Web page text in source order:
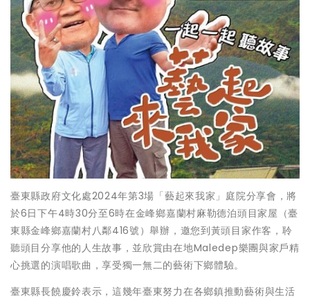
臺東縣政府文化處2024年第3場「藝起來我家」庭院分享會，將
於6日下午4時30分至6時在金峰鄉嘉蘭村麻勒德泊頭目家屋（臺
東縣金峰鄉嘉蘭村八鄰416號）舉辦，邀您到黃頭目家作客，聆
聽頭目分享他的人生故事，並欣賞由在地Maledep樂團與家戶精
心挑選的演唱歌曲，享受獨一無二的藝術下鄉體驗。
臺東縣長饒慶鈴表示，這幾年臺東努力在各鄉鎮推動藝術與生活